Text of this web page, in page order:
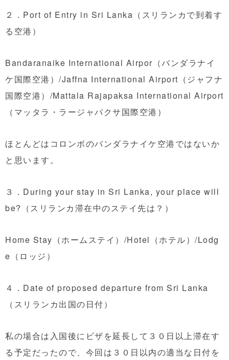
２．Port of Entry in Sri Lanka（スリランカで到着す
る空港）
Bandaranaike International Airpor（バンダラナイ
ケ国際空港）/Jaffna International Airport（ジャフナ
国際空港）/Mattala Rajapaksa International Airport
（マッタラ・ラージャパクサ国際空港）
ほとんどはコロンボのバンダラナイケ空港ではないか
と思います。
３．During your stay in Sri Lanka, your place will
be?（スリランカ滞在中のステイ先は？）
Home Stay（ホームステイ）/Hotel（ホテル）/Lodg
e（ロッジ）
４．Date of proposed departure from Sri Lanka
（スリランカ出国の日付）
私の場合は入国後にビザを延長して３０日以上滞在す
る予定だったので、今回は３０日以内の適当な日付を